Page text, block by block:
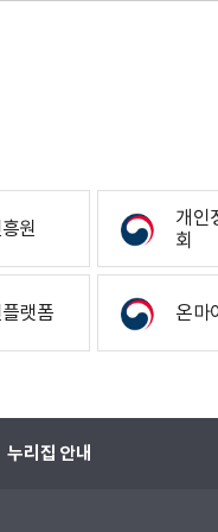
원
개인
회
랫폼 온마
누리집 안내